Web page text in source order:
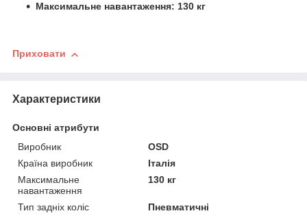
Максимальне навантаження: 130 кг
Приховати
Характеристики
Основні атрибути
Виробник
ОSD
Країна виробник
Італія
Максимальне
навантаження
130 кг
Тип задніх коліс
Пневматичні